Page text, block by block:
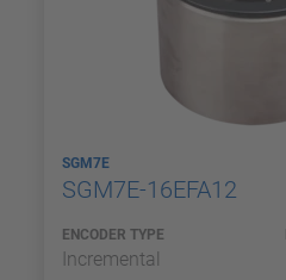
SGM7E
SGM7E-16EFA12
ENCODER TYPE
Incremental